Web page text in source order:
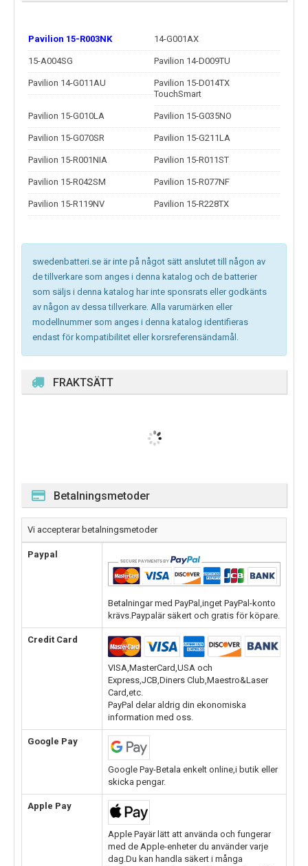
Pavilion 15-R003NK 14-G001AX
15-A004SG Pavilion 14-D009TU
Pavilion 14-G011AU
Pavilion 15-D014TX
TouchSmart
Pavilion 15-G010LA Pavilion 15-G035NO
Pavilion 15-G070SR Pavilion 15-G211LA
Pavilion 15-R001NIA Pavilion 15-R011ST
Pavilion 15-R042SM Pavilion 15-R077NF
Pavilion 15-R119NV Pavilion 15-R228TX
swedenbatteri.se är inte på något sätt anslutet till någon av
de tillverkare som anges i denna katalog och de batterier
som säljs i denna katalog har inte sponsrats eller godkänts
av någon av dessa tillverkare. Alla varumärken eller
modellnummer som anges i denna katalog identifieras
endast för kompatibilitet eller korsreferensändamål.
FRAKTSÄTT
Betalningsmetoder
Vi accepterar betalningsmetoder
Paypal
Betalningar med PayPal,inget PayPal-konto
krävs.Paypalär säkert och gratis för köpare.
Credit Card
VISA,MasterCard,USA och
Express,JCB,Diners Club,Maestro&Laser
Card,etc.
PayPal delar aldrig din ekonomiska
information med oss.
Google Pay
Google Pay-Betala enkelt online,i butik eller
skicka pengar.
Apple Pay
Apple Payär lätt att använda och fungerar
med de Apple-enheter du använder varje
dag.Du kan handla säkert i många